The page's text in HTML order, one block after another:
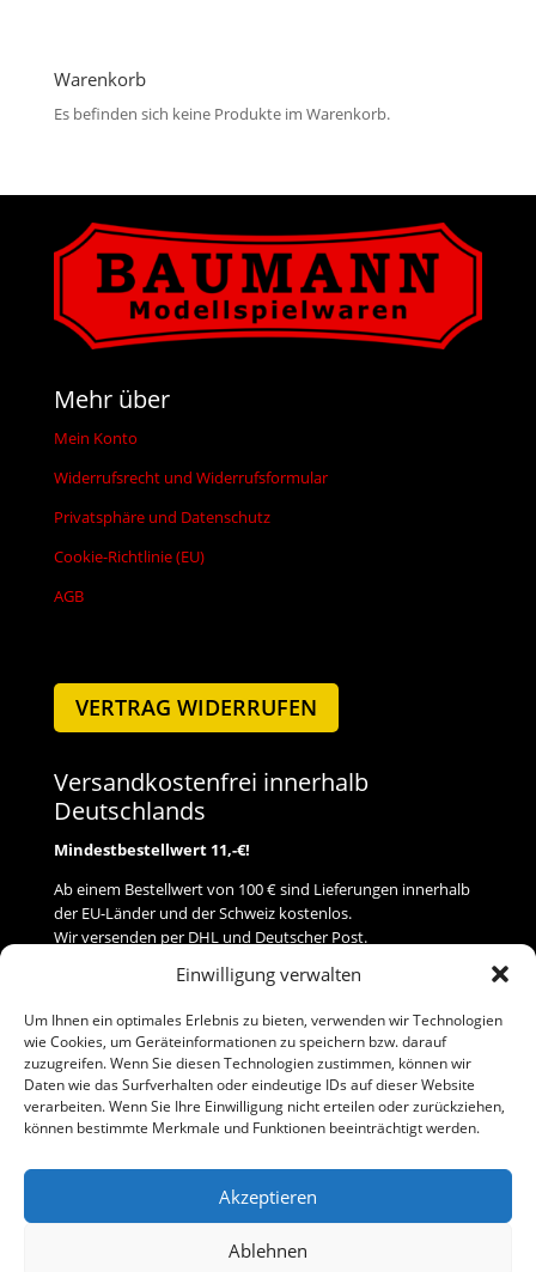
Einwilligung verwalten
Um Ihnen ein optimales Erlebnis zu bieten, verwenden wir Technologien
wie Cookies, um Geräteinformationen zu speichern bzw. darauf
zuzugreifen. Wenn Sie diesen Technologien zustimmen, können wir
Daten wie das Surfverhalten oder eindeutige IDs auf dieser Website
verarbeiten. Wenn Sie Ihre Einwilligung nicht erteilen oder zurückziehen,
können bestimmte Merkmale und Funktionen beeinträchtigt werden.
Akzeptieren
Ablehnen
Warenkorb
Es befinden sich keine Produkte im Warenkorb.
Mehr über
Mein Konto
Widerrufsrecht und Widerrufsformular
Privatsphäre und Datenschutz
Cookie-Richtlinie (EU)
AGB
VERTRAG WIDERRUFEN
Versandkostenfrei innerhalb
Deutschlands
Mindestbestellwert 11,-€!
Ab einem Bestellwert von 100 € sind Lieferungen innerhalb
der EU-Länder und der Schweiz kostenlos.
Wir versenden per DHL und Deutscher Post.
Versand
Zahlung
Baumann Modellspielwaren
Telefon (0 91 61) 33 84